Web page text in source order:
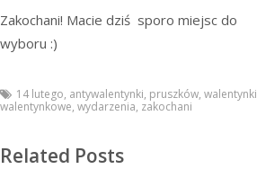
Zakochani! Macie dziś sporo miejsc do
wyboru :)
14 lutego, antywalentynki, pruszków, walentynki
walentynkowe, wydarzenia, zakochani
Related Posts